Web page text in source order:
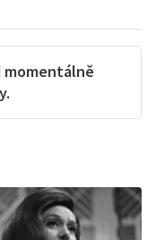
momentálně